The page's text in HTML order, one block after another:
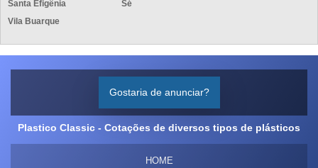
Santa Efigênia
Sé
Vila Buarque
Gostaria de anunciar?
Plastico Classic - Cotações de diversos tipos de plásticos
HOME